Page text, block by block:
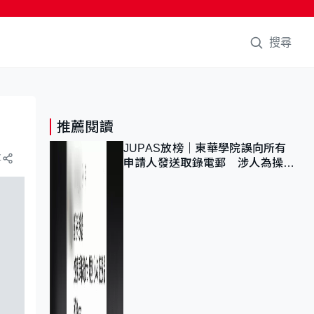
搜尋
推薦閱讀
JUPAS放榜｜東華學院誤向所有
申請人發送取錄電郵 涉人為操作